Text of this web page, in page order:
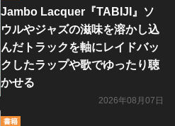
Jambo Lacquer『TABIJI』ソ
ウルやジャズの滋味を溶かし込
んだトラックを軸にレイドバッ
クしたラップや歌でゆったり聴
かせる
2026年08月07日
書籍